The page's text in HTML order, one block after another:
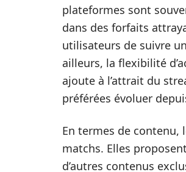
plateformes sont
dans des forfaits
utilisateurs de suivre
ailleurs, la flexibilité
ajoute à l’attrait du
préférées évoluer
En termes de
matchs. Elles
d’autres contenus